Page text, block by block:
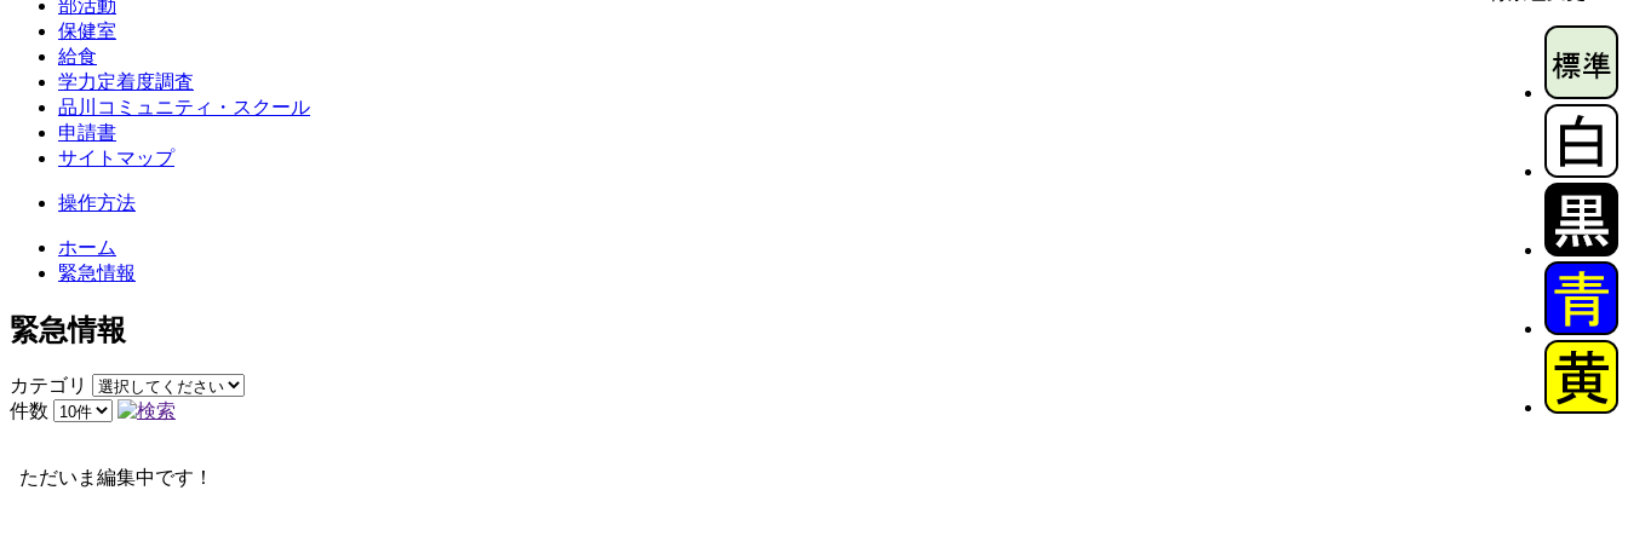
部活動
保健室
給食
学力定着度調査
品川コミュニティ・スクール
申請書
サイトマップ
操作方法
ホーム
緊急情報
緊急情報
カテゴリ
件数
ただいま編集中です！